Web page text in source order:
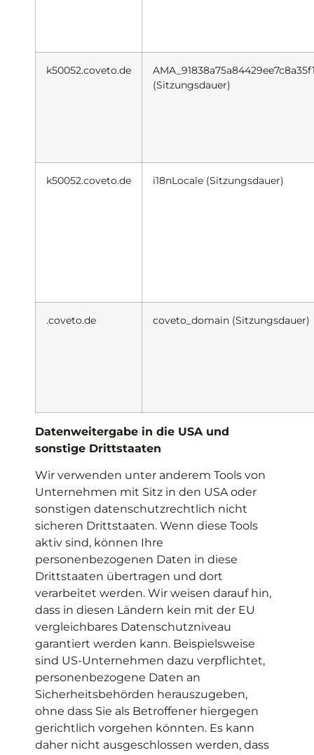
k50052.coveto.de
(Sitzungsdauer)
k50052.coveto.de i18nLocale (Sitzungsdauer)
.coveto.de coveto_domain (Sitzungsdauer)
Datenweitergabe in die USA und
sonstige Drittstaaten
Wir verwenden unter anderem Tools von
Unternehmen mit Sitz in den USA oder
sonstigen datenschutzrechtlich nicht
sicheren Drittstaaten. Wenn diese Tools
aktiv sind, können Ihre
personenbezogenen Daten in diese
Drittstaaten übertragen und dort
verarbeitet werden. Wir weisen darauf hin,
dass in diesen Ländern kein mit der EU
vergleichbares Datenschutzniveau
garantiert werden kann. Beispielsweise
sind US-Unternehmen dazu verpflichtet,
personenbezogene Daten an
Sicherheitsbehörden herauszugeben,
ohne dass Sie als Betroffener hiergegen
gerichtlich vorgehen könnten. Es kann
daher nicht ausgeschlossen werden, dass